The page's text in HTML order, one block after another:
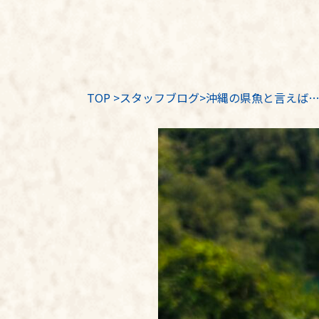
TOP >スタッフブログ>沖縄の県魚と言えば…